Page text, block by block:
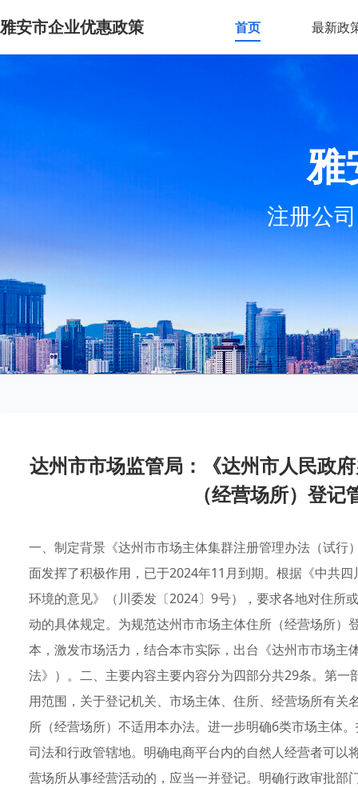
雅安市企业优惠政策 首页 最新政
雅
注册公
达州市市场监管局：《达州市人民政
（经营场所）登
一、制定背景《达州市市场主体集群注册管理办法（试
面发挥了积极作用，已于2024年11月到期。根据《中共
环境的意见》（川委发〔2024〕9号），要求各地对住所
动的具体规定。为规范达州市市场主体住所（经营场所
本，激发市场活力，结合本市实际，出台《达州市市场
法》）。二、主要内容主要内容分为四部分共29条。第
用范围，关于登记机关、市场主体、住所、经营场所有
所（经营场所）不适用本办法。进一步明确6类市场主体
司法和行政管辖地。明确电商平台内的自然人经营者可
营场所从事经营活动的，应当一并登记。明确行政审批